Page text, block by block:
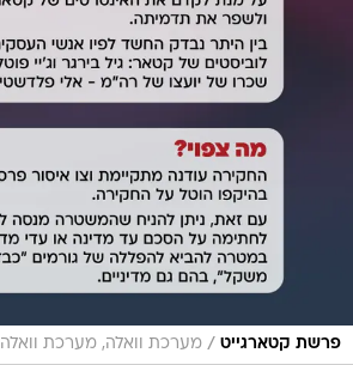
פרשת קטארגייט / מערכת וואלה, מערכת וואלה